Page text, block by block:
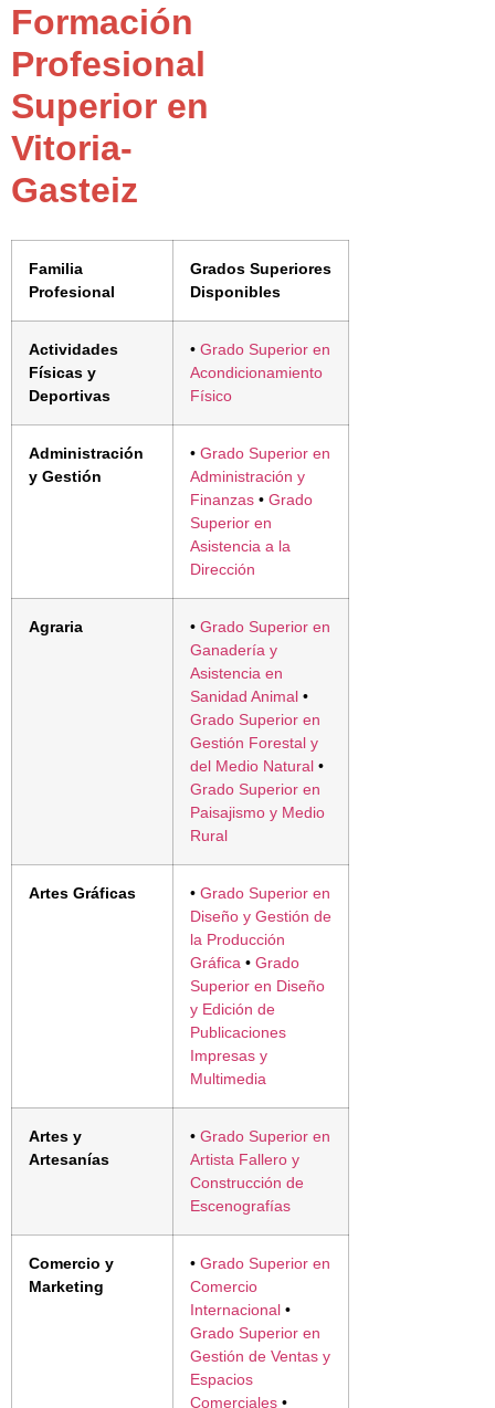
Formación
Profesional
Superior en
Vitoria-
Gasteiz
Familia
Profesional
Grados Superiores
Disponibles
Actividades
Físicas y
Deportivas
• Grado Superior en
Acondicionamiento
Físico
Administración
y Gestión
• Grado Superior en
Administración y
Finanzas • Grado
Superior en
Asistencia a la
Dirección
Agraria • Grado Superior en
Ganadería y
Asistencia en
Sanidad Animal •
Grado Superior en
Gestión Forestal y
del Medio Natural •
Grado Superior en
Paisajismo y Medio
Rural
Artes Gráficas • Grado Superior en
Diseño y Gestión de
la Producción
Gráfica • Grado
Superior en Diseño
y Edición de
Publicaciones
Impresas y
Multimedia
Artes y
Artesanías
• Grado Superior en
Artista Fallero y
Construcción de
Escenografías
Comercio y
Marketing
• Grado Superior en
Comercio
Internacional •
Grado Superior en
Gestión de Ventas y
Espacios
Comerciales •